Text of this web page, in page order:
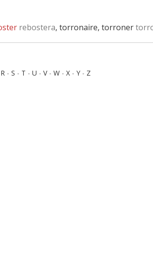
rebostera, torronaire, torroner
R - S - T - U - V- W - X - Y - Z